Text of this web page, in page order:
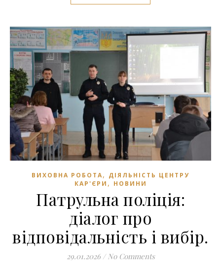
ВИХОВНА РОБОТА, ДІЯЛЬНІСТЬ ЦЕНТРУ
КАР'ЄРИ , НОВИНИ
Патрульна поліція:
діалог про
відповідальність і вибір.
29.01.2026 / No Comments